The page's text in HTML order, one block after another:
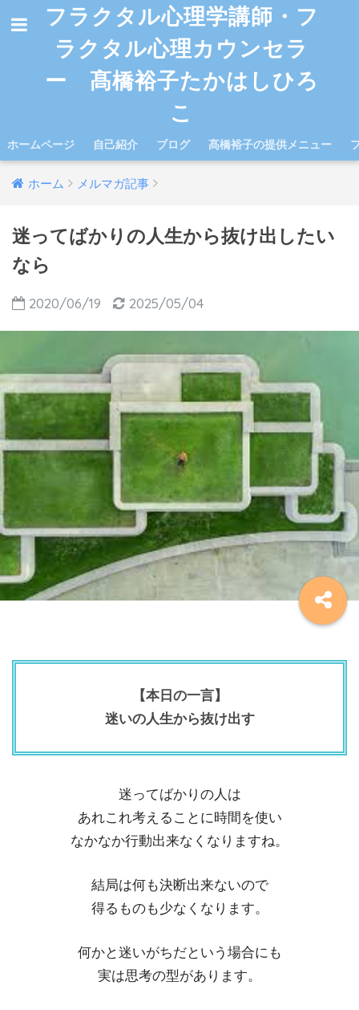
フラクタル心理学講師・フ
ラクタル心理カウンセラ
ー 髙橋裕子たかはしひろ
こ
ホームページ 自己紹介 ブログ 髙橋裕子の提供メニュー
ホーム メルマガ記事
迷ってばかりの人生から抜け出したい
なら
2020/06/19 2025/05/04
【本日の一言】
迷いの人生から抜け出す
迷ってばかりの人は
あれこれ考えることに時間を使い
なかなか行動出来なくなりますね。
結局は何も決断出来ないので
得るものも少なくなります。
何かと迷いがちだという場合にも
実は思考の型があります。